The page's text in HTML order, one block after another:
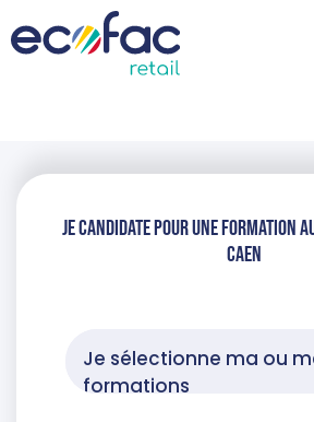
je candidate pour une formation
Caen